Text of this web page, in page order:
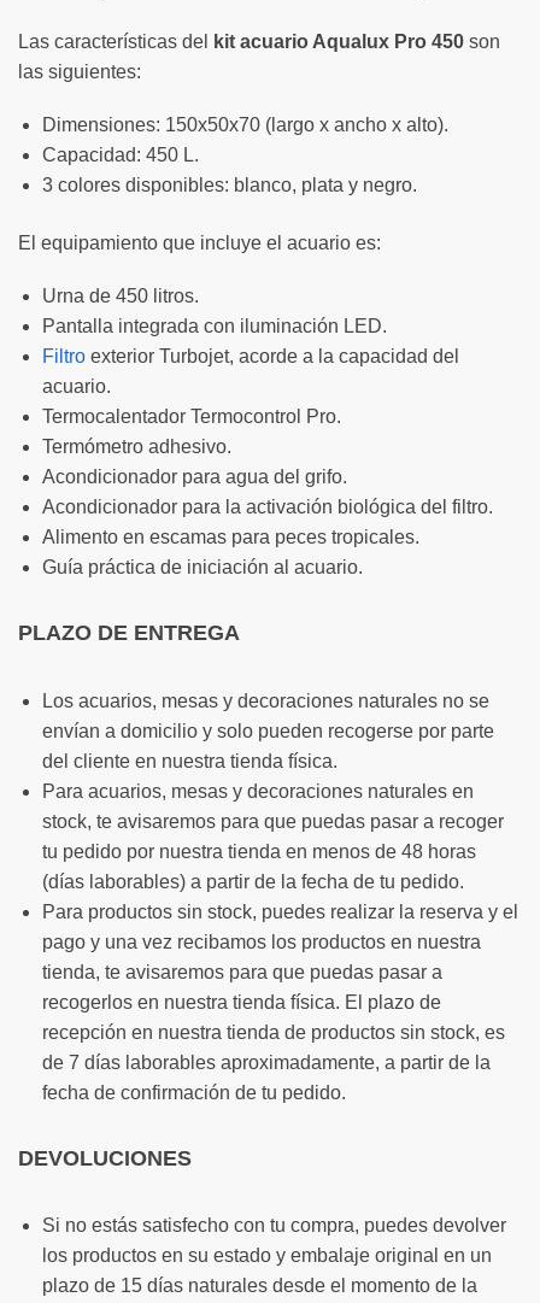
Las características del kit acuario Aqualux Pro 450 son
las siguientes:
Dimensiones: 150x50x70 (largo x ancho x alto).
Capacidad: 450 L.
3 colores disponibles: blanco, plata y negro.
El equipamiento que incluye el acuario es:
Urna de 450 litros.
Pantalla integrada con iluminación LED.
Filtro exterior Turbojet, acorde a la capacidad del
acuario.
Termocalentador Termocontrol Pro.
Termómetro adhesivo.
Acondicionador para agua del grifo.
Acondicionador para la activación biológica del filtro.
Alimento en escamas para peces tropicales.
Guía práctica de iniciación al acuario.
PLAZO DE ENTREGA
Los acuarios, mesas y decoraciones naturales no se
envían a domicilio y solo pueden recogerse por parte
del cliente en nuestra tienda física.
Para acuarios, mesas y decoraciones naturales en
stock, te avisaremos para que puedas pasar a recoger
tu pedido por nuestra tienda en menos de 48 horas
(días laborables) a partir de la fecha de tu pedido.
Para productos sin stock, puedes realizar la reserva y el
pago y una vez recibamos los productos en nuestra
tienda, te avisaremos para que puedas pasar a
recogerlos en nuestra tienda física. El plazo de
recepción en nuestra tienda de productos sin stock, es
de 7 días laborables aproximadamente, a partir de la
fecha de confirmación de tu pedido.
DEVOLUCIONES
Si no estás satisfecho con tu compra, puedes devolver
los productos en su estado y embalaje original en un
plazo de 15 días naturales desde el momento de la